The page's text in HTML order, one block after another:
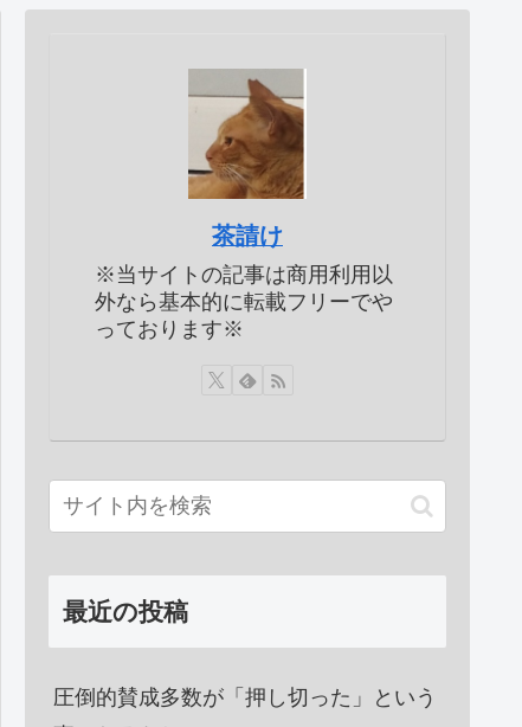
茶請け
※当サイトの記事は商用利用以
外なら基本的に転載フリーでや
っております※
最近の投稿
圧倒的賛成多数が「押し切った」という